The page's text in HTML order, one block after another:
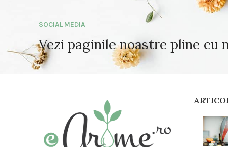
SOCIAL MEDIA
Vezi paginile noastre pline cu